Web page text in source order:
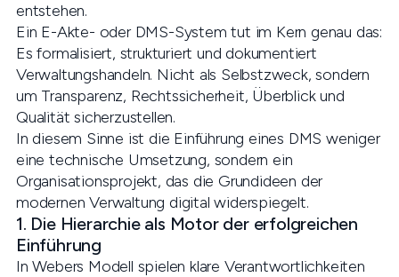
entstehen.
Ein E-Akte- oder DMS-System tut im Kern genau das:
Es formalisiert, strukturiert und dokumentiert
Verwaltungshandeln. Nicht als Selbstzweck, sondern
um Transparenz, Rechtssicherheit, Überblick und
Qualität sicherzustellen.
In diesem Sinne ist die Einführung eines DMS weniger
eine technische Umsetzung, sondern ein
Organisationsprojekt, das die Grundideen der
modernen Verwaltung digital widerspiegelt.
1. Die Hierarchie als Motor der erfolgreichen
Einführung
In Webers Modell spielen klare Verantwortlichkeiten